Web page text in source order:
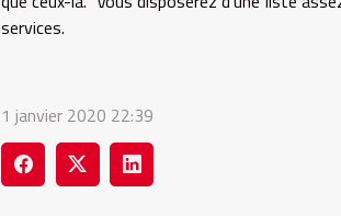
services.
1 janvier 2020 22:39